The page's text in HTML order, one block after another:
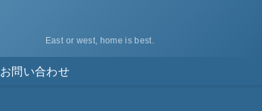
East or west, home is best.
お問い合わせ